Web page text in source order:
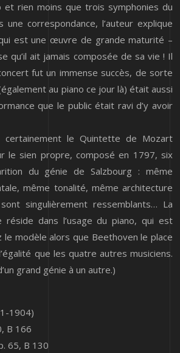
et rien moins que trois symphonies du
une correspondance, l’auteur explique
est une œuvre de grande maturité –
qu’il ait jamais composée de sa vie ! Il
fut un immense succès, de sorte
au piano ce jour là) était aussi
que le public était ravi d’y avoir
certainement le Quintette de Mozart
le sien propre, composé en 1797, six
du génie de Salzbourg : même
même tonalité, même architecture
singulièrement ressemblants… La
réside dans l’usage du piano, qui est
le modèle alors que Beethoven le place
que les quatre autres musiciens.
grand génie à un autre.)
1904)
B 166
65, B 130